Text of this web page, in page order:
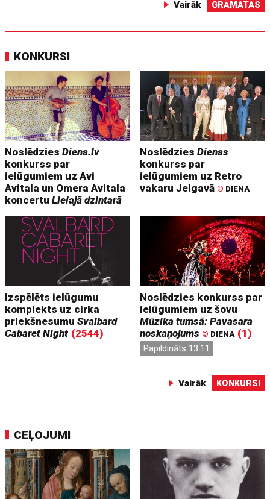
Vairāk GRĀMATAS
KONKURSI
NoslēdziesDiena.lv
konkurss par
ielūgumiem uz Avi
Avitala un Omera Avitala
koncertuLielajā dzintarā
NoslēdziesDienas
konkurss par
ielūgumiem uz Retro
vakaru Jelgavā © DIENA
Izspēlēts ielūgumu
komplekts uz cirka
priekšnesumuSvalbard
Cabaret Night (2544)
Noslēdzies konkurss par
ielūgumiem uz šovu
Mūzika tumsā: Pavasara
noskaņojums © DIENA (1)
Papildināts 13:11
Vairāk KONKURSI
CEĻOJUMI